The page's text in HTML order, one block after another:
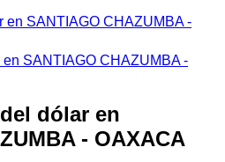
en SANTIAGO CHAZUMBA -
SANTIAGO CHAZUMBA -
dólar en
- OAXACA